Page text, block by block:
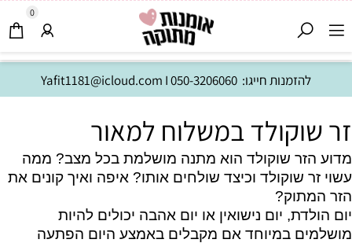
להזמנות חייגו: Yafit1181@icloud.com I050-3206060
0
זר שוקולד במשלוח למאור
מדוע הזר שוקולד הוא מתנה מושלמת בכל מצב? ממה
עשוי זר שוקולד וכיצד שולחים אותו? איפה ואיך קונים את
הזר המתוק?
יום הולדת, יום נישואין או יום אהבה יכולים להיות
מושלמים במיוחד אם מקבלים באמצע היום הפתעה